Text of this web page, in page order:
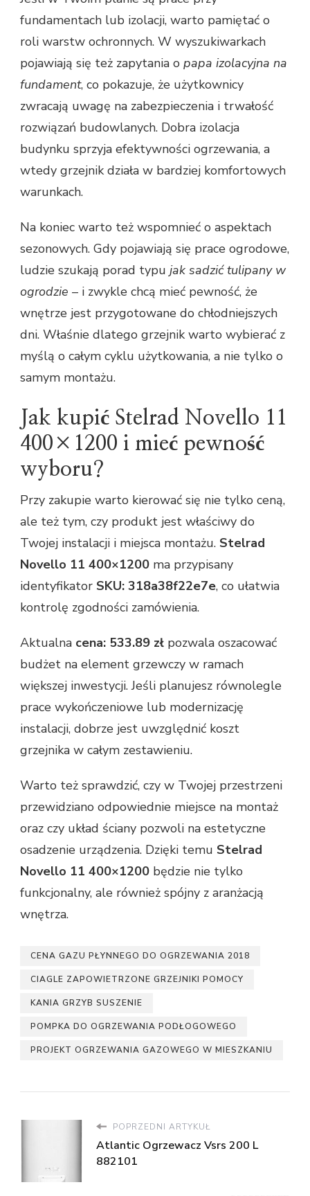
fundamentach lub izolacji, warto pamiętać o
roli warstw ochronnych. W wyszukiwarkach
pojawiają się też zapytania o papa izolacyjna na
fundament, co pokazuje, że użytkownicy
zwracają uwagę na zabezpieczenia i trwałość
rozwiązań budowlanych. Dobra izolacja
budynku sprzyja efektywności ogrzewania, a
wtedy grzejnik działa w bardziej komfortowych
warunkach.
Na koniec warto też wspomnieć o aspektach
sezonowych. Gdy pojawiają się prace ogrodowe,
ludzie szukają porad typu jak sadzić tulipany w
ogrodzie – i zwykle chcą mieć pewność, że
wnętrze jest przygotowane do chłodniejszych
dni. Właśnie dlatego grzejnik warto wybierać z
myślą o całym cyklu użytkowania, a nie tylko o
samym montażu.
Jak kupić Stelrad Novello 11
400×1200 i mieć pewność
wyboru?
Przy zakupie warto kierować się nie tylko ceną,
ale też tym, czy produkt jest właściwy do
Twojej instalacji i miejsca montażu. Stelrad
Novello 11 400×1200 ma przypisany
identyfikator SKU: 318a38f22e7e, co ułatwia
kontrolę zgodności zamówienia.
Aktualna cena: 533.89 zł pozwala oszacować
budżet na element grzewczy w ramach
większej inwestycji. Jeśli planujesz równolegle
prace wykończeniowe lub modernizację
instalacji, dobrze jest uwzględnić koszt
grzejnika w całym zestawieniu.
Warto też sprawdzić, czy w Twojej przestrzeni
przewidziano odpowiednie miejsce na montaż
oraz czy układ ściany pozwoli na estetyczne
osadzenie urządzenia. Dzięki temu Stelrad
Novello 11 400×1200 będzie nie tylko
funkcjonalny, ale również spójny z aranżacją
wnętrza.
CENA GAZU PŁYNNEGO DO OGRZEWANIA 2018
CIAGLE ZAPOWIETRZONE GRZEJNIKI POMOCY
KANIA GRZYB SUSZENIE
POMPKA DO OGRZEWANIA PODŁOGOWEGO
PROJEKT OGRZEWANIA GAZOWEGO W MIESZKANIU
POPRZEDNI ARTYKUŁ
Atlantic Ogrzewacz Vsrs 200 L
882101